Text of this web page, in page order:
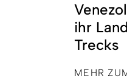
ihr
Trecks
MEHR